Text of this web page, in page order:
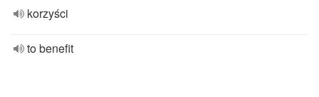
korzyści
to benefit